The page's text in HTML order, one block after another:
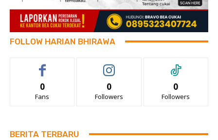
FOLLOW HARIAN BHIRAWA
0
Fans
0
Followers
0
Followers
BERITA TERBARU